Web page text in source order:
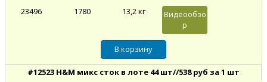
23496
1780 13,2 кг
Видеообзо
р
#12523 H&M микс сток в лоте 44 шт//538 руб за 1 шт